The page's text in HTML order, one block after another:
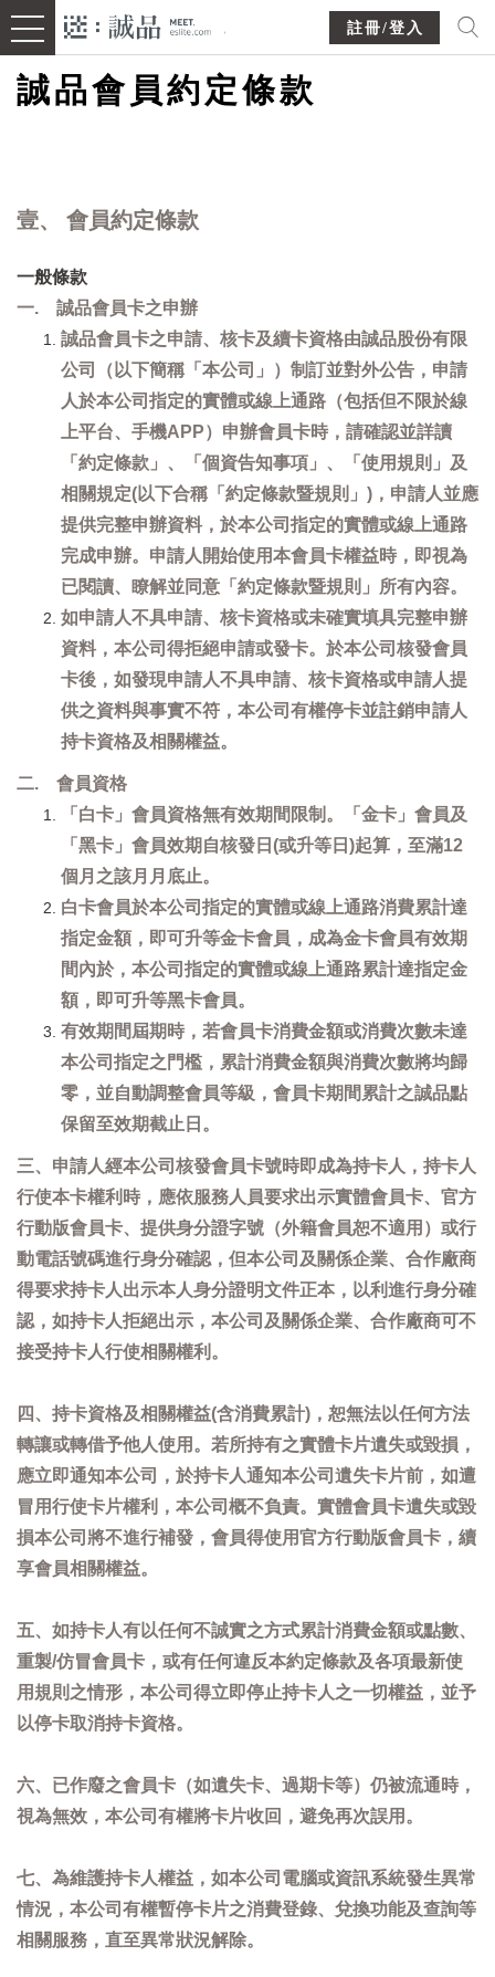
註冊/登入
誠品會員約定條款
壹、 會員約定條款
一般條款
一. 誠品會員卡之申辦
誠品會員卡之申請、核卡及續卡資格由誠品股份有限
公司（以下簡稱「本公司」）制訂並對外公告，申請
人於本公司指定的實體或線上通路（包括但不限於線
上平台、手機APP）申辦會員卡時，請確認並詳讀
「約定條款」、「個資告知事項」、「使用規則」及
相關規定(以下合稱「約定條款暨規則」)，申請人並應
提供完整申辦資料，於本公司指定的實體或線上通路
完成申辦。申請人開始使用本會員卡權益時，即視為
已閱讀、瞭解並同意「約定條款暨規則」所有內容。
如申請人不具申請、核卡資格或未確實填具完整申辦
資料，本公司得拒絕申請或發卡。於本公司核發會員
卡後，如發現申請人不具申請、核卡資格或申請人提
供之資料與事實不符，本公司有權停卡並註銷申請人
持卡資格及相關權益。
二. 會員資格
「白卡」會員資格無有效期間限制。「金卡」會員及
「黑卡」會員效期自核發日(或升等日)起算，至滿12
個月之該月月底止。
白卡會員於本公司指定的實體或線上通路消費累計達
指定金額，即可升等金卡會員，成為金卡會員有效期
間內於，本公司指定的實體或線上通路累計達指定金
額，即可升等黑卡會員。
有效期間屆期時，若會員卡消費金額或消費次數未達
本公司指定之門檻，累計消費金額與消費次數將均歸
零，並自動調整會員等級，會員卡期間累計之誠品點
保留至效期截止日。
三、申請人經本公司核發會員卡號時即成為持卡人，持卡人
行使本卡權利時，應依服務人員要求出示實體會員卡、官方
行動版會員卡、提供身分證字號（外籍會員恕不適用）或行
動電話號碼進行身分確認，但本公司及關係企業、合作廠商
得要求持卡人出示本人身分證明文件正本，以利進行身分確
認，如持卡人拒絕出示，本公司及關係企業、合作廠商可不
接受持卡人行使相關權利。
四、持卡資格及相關權益(含消費累計)，恕無法以任何方法
轉讓或轉借予他人使用。若所持有之實體卡片遺失或毀損，
應立即通知本公司，於持卡人通知本公司遺失卡片前，如遭
冒用行使卡片權利，本公司概不負責。實體會員卡遺失或毀
損本公司將不進行補發，會員得使用官方行動版會員卡，續
享會員相關權益。
五、如持卡人有以任何不誠實之方式累計消費金額或點數、
重製/仿冒會員卡，或有任何違反本約定條款及各項最新使
用規則之情形，本公司得立即停止持卡人之一切權益，並予
以停卡取消持卡資格。
六、已作廢之會員卡（如遺失卡、過期卡等）仍被流通時，
視為無效，本公司有權將卡片收回，避免再次誤用。
七、為維護持卡人權益，如本公司電腦或資訊系統發生異常
情況，本公司有權暫停卡片之消費登錄、兌換功能及查詢等
相關服務，直至異常狀況解除。